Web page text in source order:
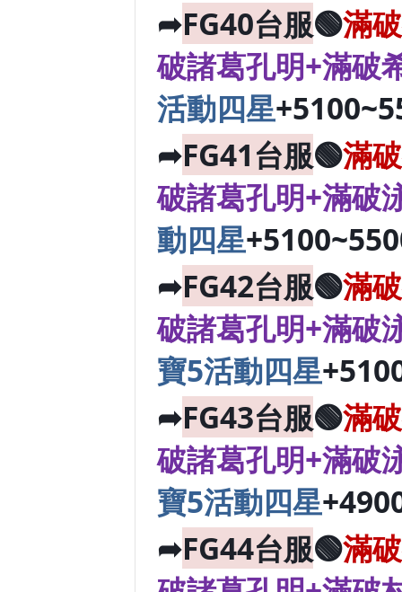
➦FG40台服🟢滿
破諸葛孔明+滿破
活動四星
➦FG41台服🟢滿
破諸葛孔明+滿破
動四星
➦FG42台服🟢滿
破諸葛孔明+滿破
寶5活動四星
➦FG43台服🟢滿
破諸葛孔明+滿破
寶5活動四星
➦FG44台服🟢滿